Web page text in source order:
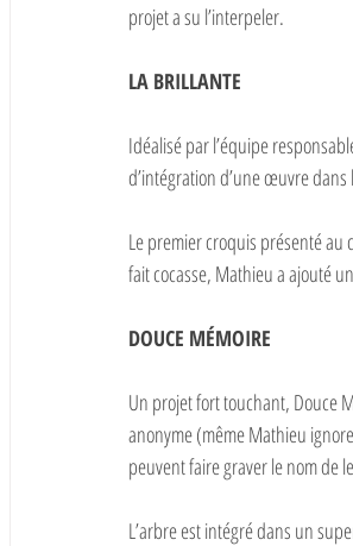
projet a su l’interpeler.
LA BRILLANTE
Idéalisé par l’équipe
d’intégration d’une œuvre
Le premier croquis présenté
fait cocasse, Mathieu a ajouté
DOUCE MÉMOIRE
Un projet fort touchant, Douce
anonyme (même Mathieu
peuvent faire graver le nom de
L’arbre est intégré dans un